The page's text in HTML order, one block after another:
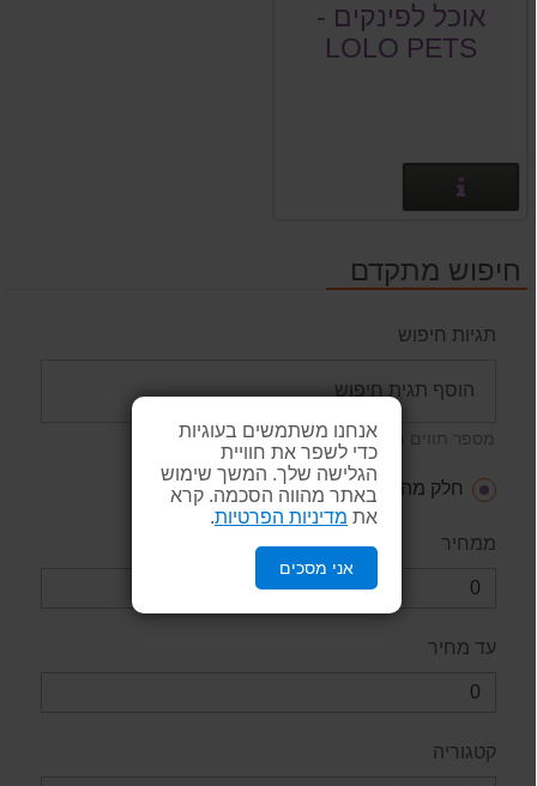
אנחנו משתמשים בעוגיות
כדי לשפר את חוויית
הגלישה שלך. המשך שימוש
באתר מהווה הסכמה. קרא
את מדיניות הפרטיות.
אני מסכים
אוכל לפינקים -
LOLO PETS
חיפוש מתקדם
תגיות חיפוש
מספר תווים מינימאלי: 2
חלק מהמילים כל המילים ביטוי
ממחיר
עד מחיר
קטגוריה